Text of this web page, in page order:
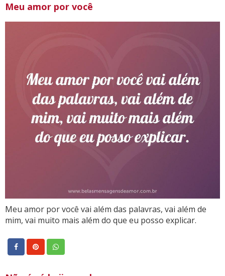
Meu amor por você
Meu amor por você vai além das palavras, vai além de
mim, vai muito mais além do que eu posso explicar.